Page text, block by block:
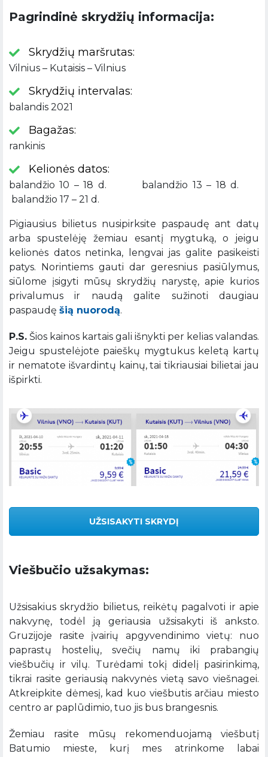
Pagrindinė skrydžių informacija:
Skrydžių maršrutas:
Vilnius – Kutaisis – Vilnius
Skrydžių intervalas:
balandis 2021
Bagažas:
rankinis
Kelionės datos:
balandžio 10 – 18 d. balandžio 13 – 18 d.
balandžio 17 – 21 d.
Pigiausius bilietus nusipirksite paspaudę ant datų
arba spustelėję žemiau esantį mygtuką, o jeigu
kelionės datos netinka, lengvai jas galite pasikeisti
patys. Norintiems gauti dar geresnius pasiūlymus,
siūlome įsigyti mūsų skrydžių narystę, apie kurios
privalumus ir naudą galite sužinoti daugiau
paspaudę šią nuorodą.
P.S. Šios kainos kartais gali išnykti per kelias valandas.
Jeigu spustelėjote paieškų mygtukus keletą kartų
ir nematote išvardintų kainų, tai tikriausiai bilietai jau
išpirkti.
UŽSISAKYTI SKRYDĮ
Viešbučio užsakymas:
Užsisakius skrydžio bilietus, reikėtų pagalvoti ir apie
nakvynę, todėl ją geriausia užsisakyti iš anksto.
Gruzijoje rasite įvairių apgyvendinimo vietų: nuo
paprastų hostelių, svečių namų iki prabangių
viešbučių ir vilų. Turėdami tokį didelį pasirinkimą,
tikrai rasite geriausią nakvynės vietą savo viešnagei.
Atkreipkite dėmesį, kad kuo viešbutis arčiau miesto
centro ar paplūdimio, tuo jis bus brangesnis.
Žemiau rasite mūsų rekomenduojamą viešbutį
Batumio mieste, kurį mes atrinkome labai